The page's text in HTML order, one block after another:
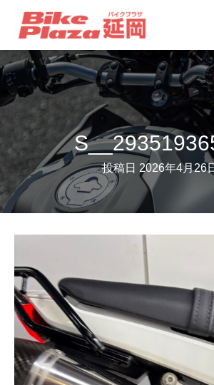
投稿日 2026年4月26